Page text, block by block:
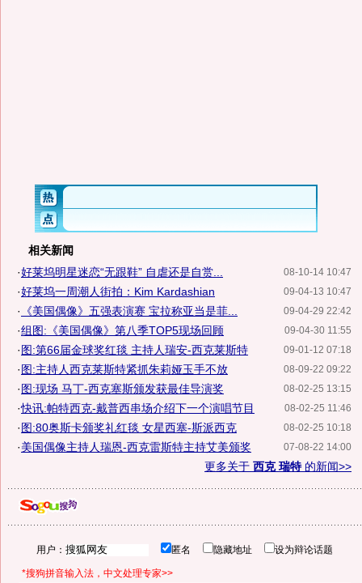
相关新闻
08-10-14 10:47
·好莱坞明星迷恋“无跟鞋” 自虐还是自赏...
09-04-13 10:47
·好莱坞一周潮人街拍：Kim Kardashian
09-04-29 22:42
· 《美国偶像》五强表演赛 宝拉称亚当是菲...
09-04-30 11:55
·组图:《美国偶像》第八季TOP5现场回顾
09-01-12 07:18
·图:第66届金球奖红毯 主持人瑞安-西克莱斯特
08-09-22 09:22
·图:主持人西克莱斯特紧抓朱莉娅玉手不放
08-02-25 13:15
·图:现场 马丁-西克塞斯颁发获最佳导演奖
08-02-25 11:46
·快讯:帕特西克-戴普西串场介绍下一个演唱节目
08-02-25 10:18
·图:80奥斯卡颁奖礼红毯 女星西塞-斯派西克
07-08-22 14:00
·美国偶像主持人瑞恩-西克雷斯特主持艾美颁奖
更多关于 西克 瑞特的新闻>>
用户： 匿名 隐藏地址 设为辩论话题
*搜狗拼音输入法，中文处理专家>>